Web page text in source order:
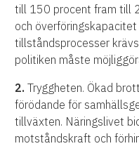
till 150 procent fram till
och
tillståndsprocesser
politiken måste
2. Tryggheten. Ökad
förödande för
tillväxten. Näringslivet
motståndskraft och